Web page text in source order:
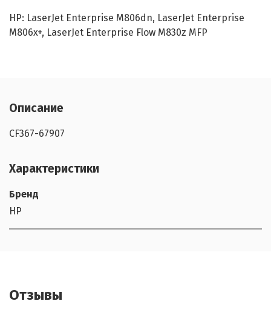
HP: LaserJet Enterprise M806dn, LaserJet Enterprise
M806x+, LaserJet Enterprise Flow M830z MFP
Описание
CF367-67907
Характеристики
Бренд
HP
Отзывы